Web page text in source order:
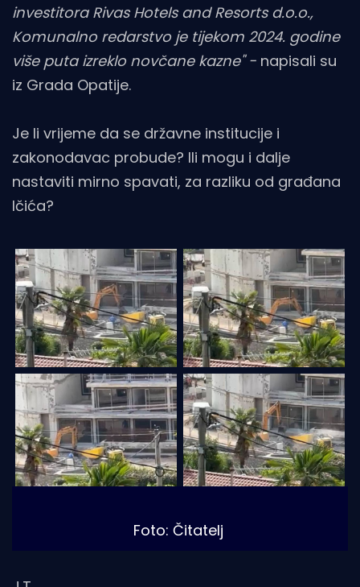
investitora Rivas Hotels and Resorts d.o.o.,
Komunalno redarstvo je tijekom 2024. godine
više puta izreklo novčane kazne" - napisali su
iz Grada Opatije.
Je li vrijeme da se državne institucije i
zakonodavac probude? Ili mogu i dalje
nastaviti mirno spavati, za razliku od građana
Ičića?
Foto: Čitatelj